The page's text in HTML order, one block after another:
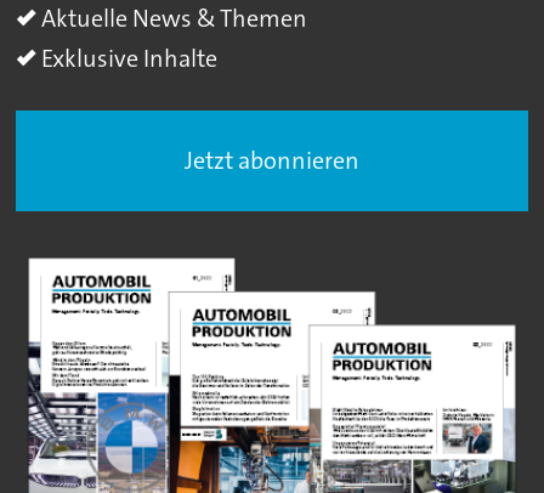
Aktuelle News & Themen
Exklusive Inhalte
Jetzt abonnieren